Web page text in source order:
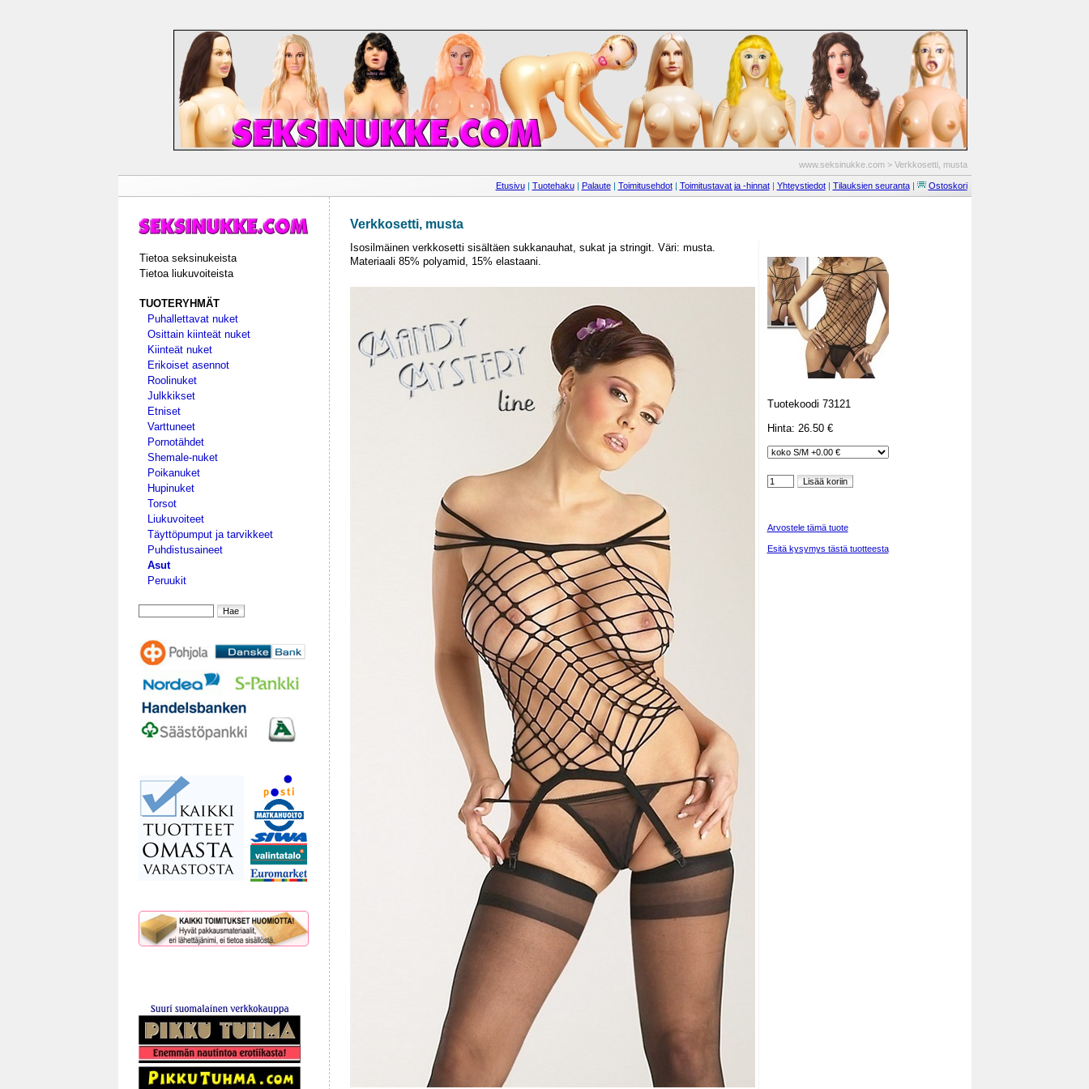
www.seksinukke.com> Verkkosetti, musta
Etusivu| Tuotehaku| Palaute| Toimitusehdot| Toimitustavat ja -hinnat| Yhteystiedot| Tilauksien seuranta| Ostoskori
Tietoa seksinukeista
Tietoa liukuvoiteista
TUOTERYHMÄT
Puhallettavat nuket
Osittain kiinteät nuket
Kiinteät nuket
Erikoiset asennot
Roolinuket
Julkkikset
Etniset
Varttuneet
Pornotähdet
Shemale-nuket
Poikanuket
Hupinuket
Torsot
Liukuvoiteet
Täyttöpumput ja tarvikkeet
Puhdistusaineet
Asut
Peruukit
Verkkosetti, musta
Isosilmäinen verkkosetti sisältäen sukkanauhat, sukat ja stringit. Väri: musta.
Materiaali 85% polyamid, 15% elastaani.
Tuotekoodi 73121
Hinta: 26.50 €
Arvostele tämä tuote
Esitä kysymys tästä tuotteesta